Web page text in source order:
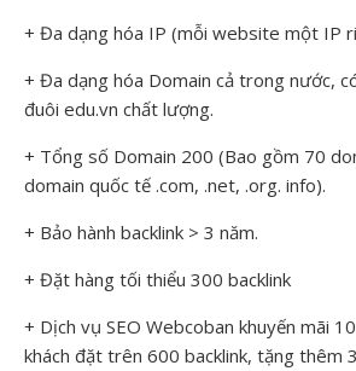
+ Đa dạng hóa IP (mỗi website một IP
+ Đa dạng hóa Domain cả trong nước,
đuôi edu.vn chất lượng.
+ Tổng số Domain 200 (Bao gồm 70
domain quốc tế .com, .net, .org. info).
+ Bảo hành backlink > 3 năm.
+ Đặt hàng tối thiểu 300 backlink
+ Dịch vụ SEO Webcoban khuyến mãi
khách đặt trên 600 backlink, tặng thêm